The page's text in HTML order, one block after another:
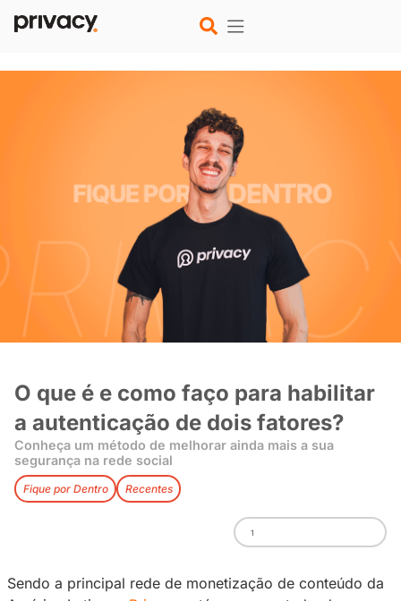
O que é e como faço para
a autenticação de dois
segurança na rede social